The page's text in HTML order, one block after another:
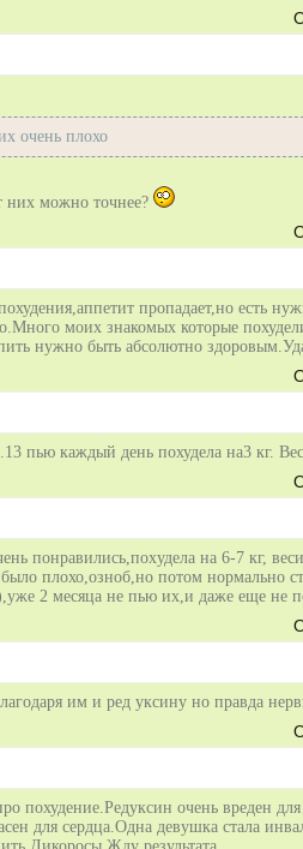
очень плохо
них можно точнее?
ит пропадает,но есть
моих знакомых которые
нужно быть абсолютно
пью каждый день похудела на3 кг.
понравились,похудела на 6-7 кг,
плохо,озноб,но потом нормально
2 месяца не пью их,и даже еще не
им и ред уксину но правда
похудение.Редуксин очень вреден
для сердца.Одна девушка стала